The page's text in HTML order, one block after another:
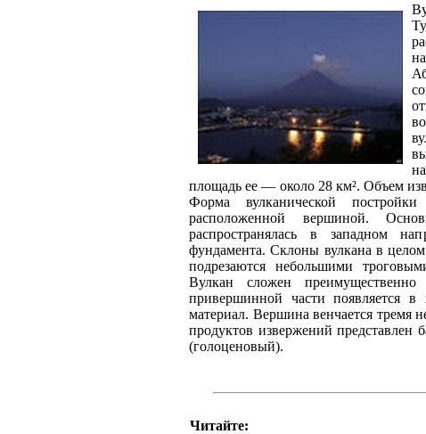
площадь ее — около 28 км². Объем
Форма вулканической
расположенной вершиной.
распространялась в западном
фундамента. Склоны вулкана в
подрезаются небольшими
Вулкан сложен
привершинной части появляется в
материал. Вершина венчается тремя
продуктов извержений представлен
(голоценовый).
Читайте: